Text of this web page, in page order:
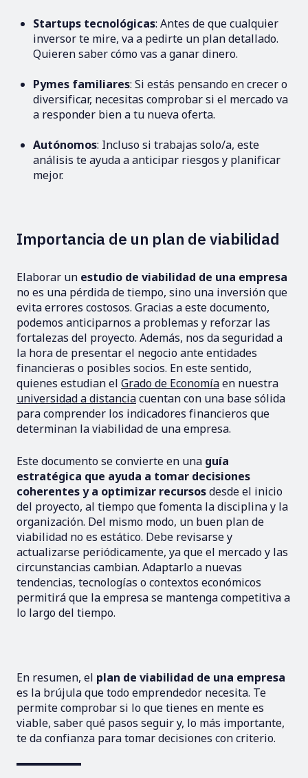
Startups tecnológicas: Antes de que cualquier
inversor te mire, va a pedirte un plan detallado.
Quieren saber cómo vas a ganar dinero.
Pymes familiares: Si estás pensando en crecer o
diversificar, necesitas comprobar si el mercado va
a responder bien a tu nueva oferta.
Autónomos: Incluso si trabajas solo/a, este
análisis te ayuda a anticipar riesgos y planificar
mejor.
Importancia de un plan de viabilidad
Elaborar un estudio de viabilidad de una empresa
no es una pérdida de tiempo, sino una inversión que
evita errores costosos. Gracias a este documento,
podemos anticiparnos a problemas y reforzar las
fortalezas del proyecto. Además, nos da seguridad a
la hora de presentar el negocio ante entidades
financieras o posibles socios. En este sentido,
quienes estudian el Grado de Economíaen nuestra
universidad a distanciacuentan con una base sólida
para comprender los indicadores financieros que
determinan la viabilidad de una empresa.
Este documento se convierte en una guía
estratégica que ayuda a tomar decisiones
coherentes y a optimizar recursosdesde el inicio
del proyecto, al tiempo que fomenta la disciplina y la
organización. Del mismo modo, un buen plan de
viabilidad no es estático. Debe revisarse y
actualizarse periódicamente, ya que el mercado y las
circunstancias cambian. Adaptarlo a nuevas
tendencias, tecnologías o contextos económicos
permitirá que la empresa se mantenga competitiva a
lo largo del tiempo.
En resumen, el plan de viabilidad de una empresa
es la brújula que todo emprendedor necesita. Te
permite comprobar si lo que tienes en mente es
viable, saber qué pasos seguir y, lo más importante,
te da confianza para tomar decisiones con criterio.